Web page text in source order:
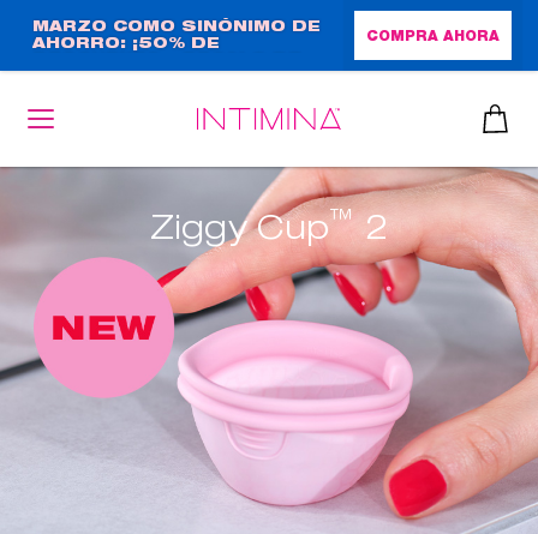
contenido
principal
MARZO COMO SINÓNIMO DE
AHORRO: ¡50% DE
TAMAÑO NORMAL!
COMPRA AHORA
Ziggy Cup™ 2